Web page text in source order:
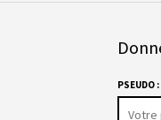
PSEUDO :